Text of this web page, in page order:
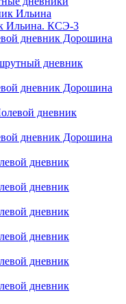
Ильина
Ильина. КСЭ-3
дневник Дорошина
дневник
дневник Дорошина
дневник
дневник Дорошина
дневник
дневник
дневник
дневник
дневник
дневник